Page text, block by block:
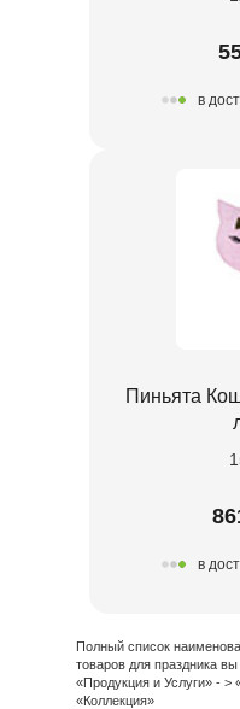
в
Пиньята
в
Полный список
товаров для праздника
«Продукция и Услуги» -
«Коллекция»